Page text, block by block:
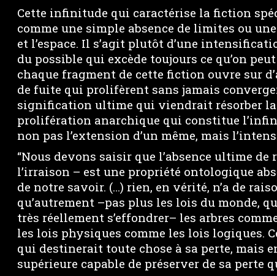
Cette infinitude qui caractérise la fiction
comme une simple absence de limites ou
et l’espace. Il s’agit plutôt d’une
du possible qui excède toujours ce qu’on
chaque fragment de cette fiction ouvre sur
de fuite qui prolifèrent sans jamais
signification ultime qui viendrait résorber la
prolifération anarchique qui constitue
non pas l’extension d’un même, mais
“Nous devons saisir que l’absence ultime
l’irraison – est une propriété ontologique
de notre savoir. (…) rien, en vérité, n’a de
qu’autrement –pas plus les lois du monde,
très réellement s’effondrer– les arbres
les lois physiques comme les lois logiques.
qui destinerait toute chose à sa perte, mais
supérieure capable de préserver de sa perte